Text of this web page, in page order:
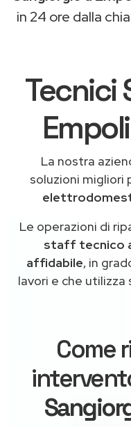
in 24 ore dalla
Tecnici
La nostra
soluzioni migliori
Le operazioni di
staff tecnico
affidabile, in
lavori e che utilizza
Come